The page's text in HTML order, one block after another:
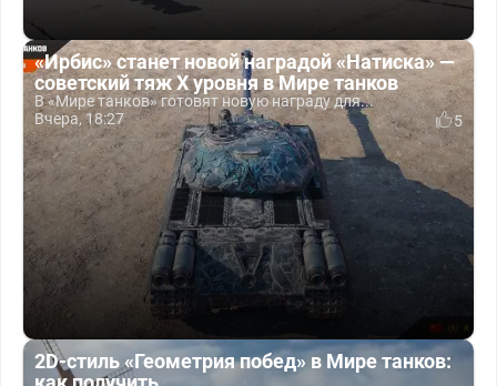
«Ирбис» станет новой наградой «Натиска» —
советский тяж X уровня в Мире танков
В «Мире танков» готовят новую награду для...
Вчера, 18:27
5
2D-стиль «Геометрия побед» в Мире танков: